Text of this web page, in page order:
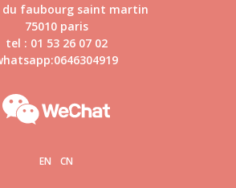
du faubourg saint martin
75010 paris
tel : 01 53 26 07 02
EN CN